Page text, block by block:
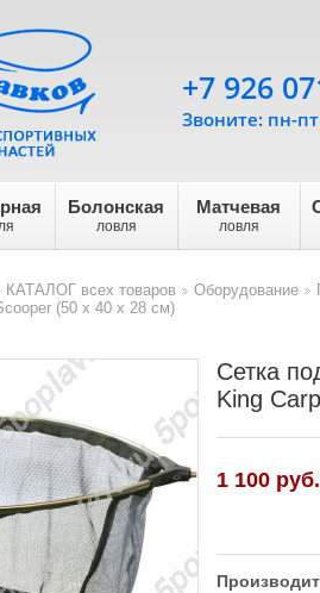
Болонская
ловля
Матчевая
ловля
+7 926
Звоните: пн-
КАТАЛОГ всех товаров
Оборудование
(50 x 40 x 28 см)
Сетка
King
1 100 руб.